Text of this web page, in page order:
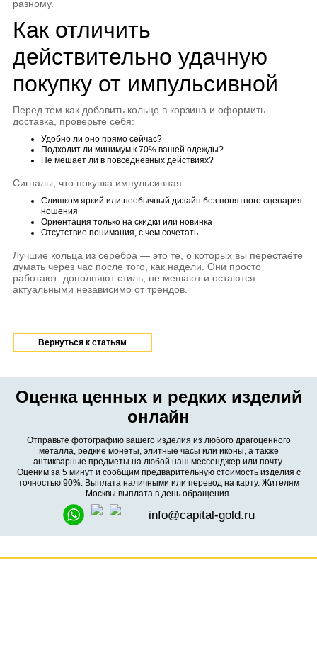
разному.
Как отличить
действительно удачную
покупку от импульсивной
Перед тем как добавить кольцо в корзина и оформить
доставка, проверьте себя:
Удобно ли оно прямо сейчас?
Подходит ли минимум к 70% вашей одежды?
Не мешает ли в повседневных действиях?
Сигналы, что покупка импульсивная:
Слишком яркий или необычный дизайн без понятного сценария
ношения
Ориентация только на скидки или новинка
Отсутствие понимания, с чем сочетать
Лучшие кольца из серебра — это те, о которых вы перестаёте
думать через час после того, как надели. Они просто
работают: дополняют стиль, не мешают и остаются
актуальными независимо от трендов.
Вернуться к статьям
Оценка ценных и редких изделий
онлайн
Отправьте фотографию вашего изделия из любого драгоценного
металла, редкие монеты, элитные часы или иконы, а также
антикварные предметы на любой наш мессенджер или почту.
Оценим за 5 минут и сообщим предварительную стоимость изделия с
точностью 90%. Выплата наличными или перевод на карту. Жителям
Москвы выплата в день обращения.
info@capital-gold.ru